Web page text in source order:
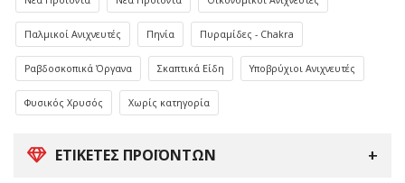
Παλμικοί Ανιχνευτές Πηνία Πυραμίδες - Chakra
Ραβδοσκοπικά Όργανα Σκαπτικά Είδη Υποβρύχιοι Ανιχνευτές
Φυσικός Χρυσός Χωρίς κατηγορία
ΕΤΙΚΈΤΕΣ ΠΡΟΪΌΝΤΩΝ